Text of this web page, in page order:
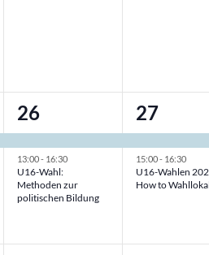
2
Veranstaltungen,
26
13:00- 16:30
U16-Wahl:
Methoden zur
politischen Bildung
2
27
15:00- 16:30
U16-Wahlen
How to Wahllokal